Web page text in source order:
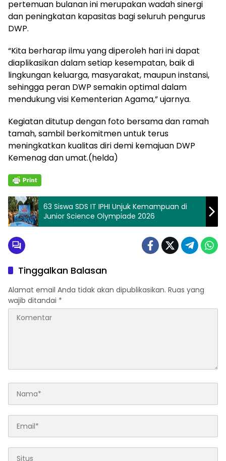
pertemuan bulanan ini merupakan wadah sinergi
dan peningkatan kapasitas bagi seluruh pengurus
DWP.
“Kita berharap ilmu yang diperoleh hari ini dapat
diaplikasikan dalam setiap kesempatan, baik di
lingkungan keluarga, masyarakat, maupun instansi,
sehingga peran DWP semakin optimal dalam
mendukung visi Kementerian Agama,” ujarnya.
Kegiatan ditutup dengan foto bersama dan ramah
tamah, sambil berkomitmen untuk terus
meningkatkan kualitas diri demi kemajuan DWP
Kemenag dan umat.(helda)
63 Siswa SDS IT IPHI Unjuk Kemampuan di
Junior Science Olympiade 2026
Tinggalkan Balasan
Alamat email Anda tidak akan dipublikasikan. Ruas yang
wajib ditandai *